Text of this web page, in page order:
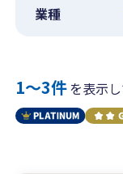
業種
1〜3件を表示